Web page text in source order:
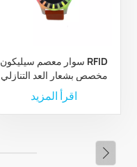
سوار معصم سيليكون RFID
مخصص بشعار العد التنازلي
مع أضواء LED
اقرأ المزيد